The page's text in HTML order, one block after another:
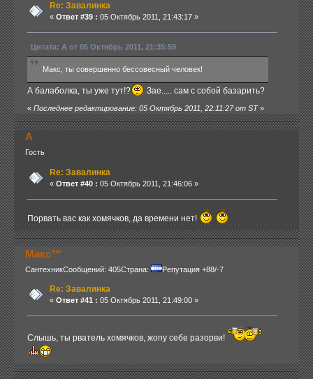
Re: Завалинка
« Ответ #39 : 05 Октябрь 2011, 21:43:17 »
Цитата: А от 05 Октябрь 2011, 21:35:59
Макс, ты совершенно бессовесный человек!
А балаболка, ты уже тут!? Зае..... сам с собой базарить?
« Последнее редактирование: 05 Октябрь 2011, 22:11:27 от ST»
А
Гость
Re: Завалинка
« Ответ #40 : 05 Октябрь 2011, 21:46:06 »
Порвать вас как хомячков, да времени нет!
Макс™
СантехникСообщений: 405Страна: Репутация +88/-7
Re: Завалинка
« Ответ #41 : 05 Октябрь 2011, 21:49:00 »
Слышь, ты рватель хомячков, жопу себе разорви!